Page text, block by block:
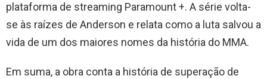
plataforma de streaming Paramount +. A série volta-
se às raízes de Anderson e relata como a luta salvou a
vida de um dos maiores nomes da história do MMA.
Em suma, a obra conta a história de superação de